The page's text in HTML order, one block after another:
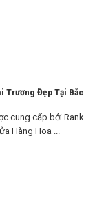
Trương Đẹp Tại Bắc
cung cấp bởi Rank
Hàng Hoa ...